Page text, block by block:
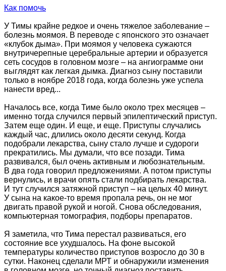
Как помочь
У Тимы крайне редкое и очень тяжелое заболевание –
болезнь моямоя. В переводе с японского это означает
«клубок дыма». При моямоя у человека сужаются
внутричерепные церебральные артерии и образуется
сеть сосудов в головном мозге – на ангиограмме они
выглядят как легкая дымка. Диагноз сыну поставили
только в ноябре 2018 года, когда болезнь уже успела
нанести вред...
Началось все, когда Тиме было около трех месяцев –
именно тогда случился первый эпилептический приступ.
Затем еще один. И еще, и еще. Приступы случались
каждый час, длились около десяти секунд. Когда
подобрали лекарства, сыну стало лучше и судороги
прекратились. Мы думали, что все позади. Тима
развивался, был очень активным и любознательным.
В два года говорил предложениями. А потом приступы
вернулись, и врачи опять стали подбирать лекарства.
И тут случился затяжной приступ – на целых 40 минут.
У сына на какое-то время пропала речь, он не мог
двигать правой рукой и ногой. Снова обследования,
компьютерная томография, подборы препаратов.
Я заметила, что Тима перестал развиваться, его
состояние все ухудшалось. На фоне высокой
температуры количество приступов возросло до 30 в
сутки. Наконец сделали МРТ и обнаружили изменения